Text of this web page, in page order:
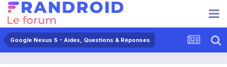
Google Nexus S - Aides, Questions & Réponses